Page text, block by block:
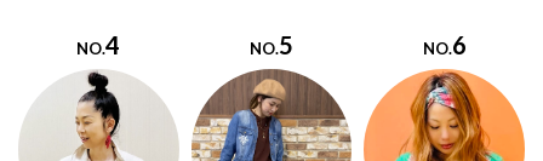
NO.4 NO.5 NO.6